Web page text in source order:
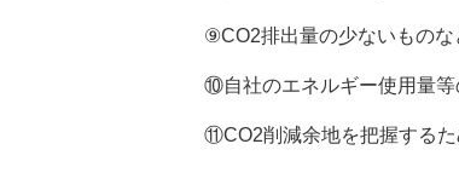
⑨CO2排出量の少ないものなど、環境に
⑩自社のエネルギー使用量等の把握・管
⑪CO2削減余地を把握するため、省エ